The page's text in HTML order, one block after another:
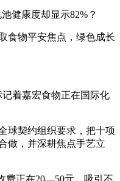
健康度却显示82%？
食物平安焦点，绿色成长
着嘉宏食物正在国际化
球契约组织要求，把十项
做，并深耕焦点手艺立
费正在20—50元，吸引不